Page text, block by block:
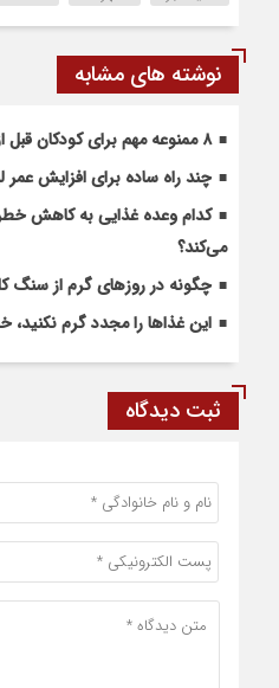
نوشته های مشابه
۸ ممنوعه مهم برای کودکان قبل از خواب
چند راه ساده برای افزایش عمر
کدام وعده غذایی به کاهش
می‌کند؟
چگونه در روزهای گرم از سنگ
این غذاها را مجدد گرم
ثبت دیدگاه